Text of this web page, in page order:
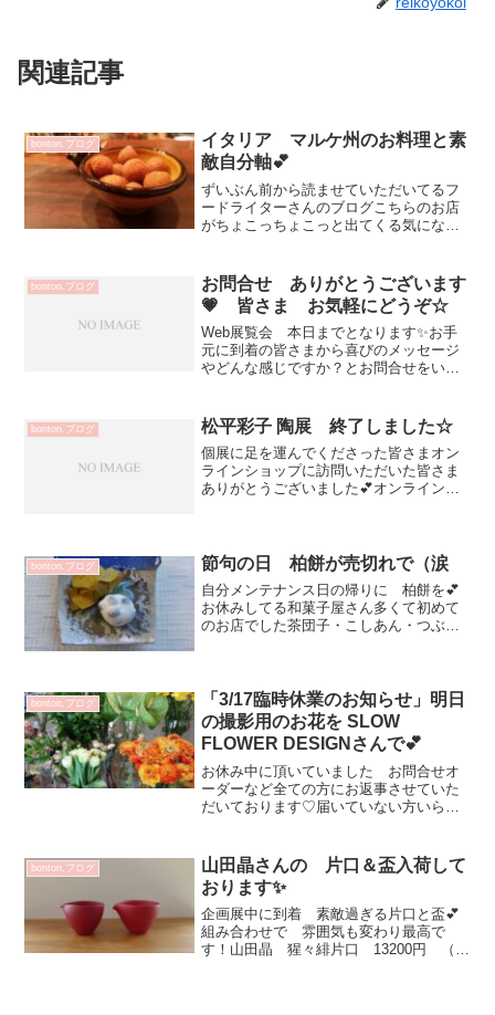
関連記事
bonton.ブログ
イタリア マルケ州のお料理と素
敵自分軸💕
ずいぶん前から読ませていただいてるフ
ードライターさんのブログこちらのお店
がちょこっちょこっと出てくる気になっ
色々💕とっても楽しみにしていました！
オリーブの肉詰めフリット...
bonton.ブログ
お問合せ ありがとうございます
💗 皆さま お気軽にどうぞ☆
Web展覧会 本日までとなります✨お手
元に到着の皆さまから喜びのメッセージ
やどんな感じですか？とお問合せをいた
♡5/15(金)～20(水) 杉尾信康Web展覧会
会期中 店舗...
bonton.ブログ 松平彩子 陶展 終了しました☆
個展に足を運んでくださった皆さまオン
ラインショップに訪問いただいた皆さま
ありがとうございました💕オンラインシ
素敵な作品沢山届けていた...
bonton.ブログ 節句の日 柏餅が売切れで（涙
自分メンテナンス日の帰りに 柏餅を💕
お休みしてる和菓子屋さん多くて初めて
のお店でした茶団子・こしあん・つぶあ
取皿にすると楽しい～💗マ...
bonton.ブログ
「3/17臨時休業のお知らせ」明日
の撮影用のお花を SLOW
FLOWER DESIGNさんで💕
お休み中に頂いていました お問合せオ
ーダーなど全ての方にお返事させていた
だいております♡届いていない方いらっ
ご近所SLOW FLOWER DESIGNさんにM
ちゃんとお...
bonton.ブログ
山田晶さんの 片口＆盃入荷して
おります✨
企画展中に到着 素敵過ぎる片口と盃💕
組み合わせで 雰囲気も変わり最高で
す！山田晶 猩々緋片口 13200円 （左